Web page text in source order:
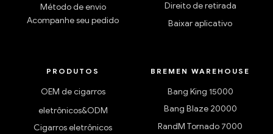
Método de envio
Acompanhe seu pedido
Direito de retirada
Baixar aplicativo
PRODUTOS
OEM de cigarros
eletrônicos&ODM
Cigarros eletrônicos
BREMEN WAREHOUSE
Bang King 15000
Bang Blaze 20000
RandM Tornado 7000